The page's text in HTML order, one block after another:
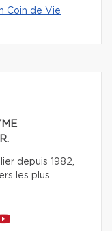
Coin de Vie
depuis 1982,
les plus